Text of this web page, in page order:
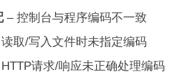
– 控制台与程序编码不一致
取/写入文件时未指定编码
请求/响应未正确处理编码